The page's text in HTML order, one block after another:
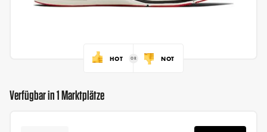
HOT NOT
Verfügbar in 1 Marktplätze